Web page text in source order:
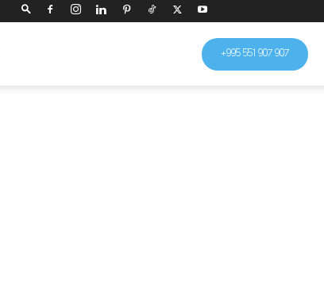
+995 551 907 907